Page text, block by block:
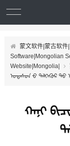
蒙文软件|蒙古软
Software|Mongolian
Website|Mongolia|
ᠤᠲᠠᠰᠤᠨ ᠊ᠤ ᠲᠡᠯᠭᠡᠭᠦᠷ
ᠬᠠᠨᠢ